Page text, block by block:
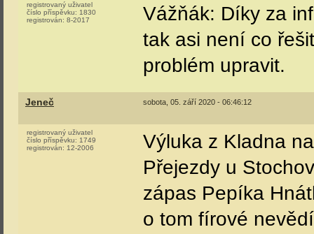
registrovaný uživatel
číslo příspěvku: 1830
registrován: 8-2017
Vážňák: Díky za
tak asi není co
problém upravit.
Jeneč sobota, 05. září 2020 - 06:46:12
registrovaný uživatel
číslo příspěvku: 1749
registrován: 12-2006
Výluka z Kladna
Přejezdy u
zápas Pepíka
o tom fírové